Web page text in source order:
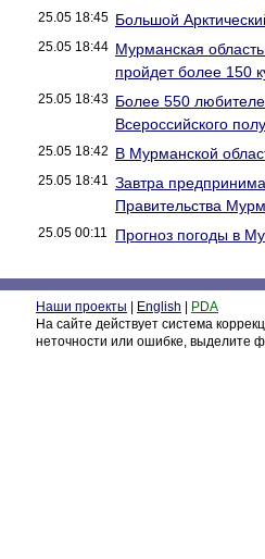
25.05 18:45 Большой
25.05 18:44 Мурманская
пройдет более 150
25.05 18:43 Более 550
Всероссийского
25.05 18:42 В Мурманской
25.05 18:41 Завтра
Правительства
25.05 00:11 Прогноз погоды в
Наши проекты English
PDA
На сайте действует система
неточности или ошибке, выделите